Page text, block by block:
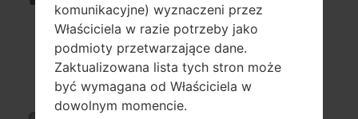
A175
komunikacyjne) wyznaczeni przez
Właściciela w razie potrzeby jako
podmioty przetwarzające dane.
Zaktualizowana lista tych stron może
być wymagana od Właściciela w
dowolnym momencie.